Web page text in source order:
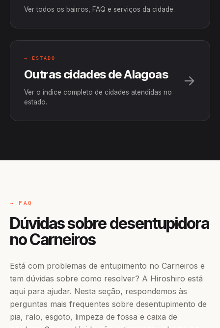
Ver todos os bairros, FAQ e serviços da cidade.
→ ESTADO
Outras cidades de Alagoas
Ver o índice completo de cidades atendidas no
estado.
→ FAQ
Dúvidas sobre desentupidora
no Carneiros
Está com problemas de entupimento no Carneiros e
tem dúvidas sobre como resolver? A Hiroshiro está
aqui para ajudar. Nesta seção, respondemos às
perguntas mais frequentes sobre desentupimento de
pia, ralo, esgoto, limpeza de fossa e caixa de